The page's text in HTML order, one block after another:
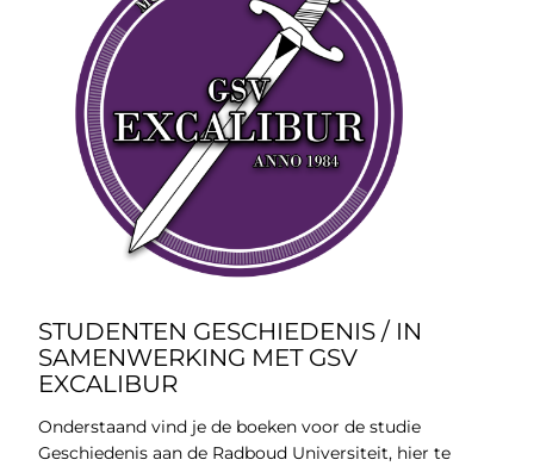
STUDENTEN GESCHIEDENIS / IN
SAMENWERKING MET GSV
EXCALIBUR
Onderstaand vind je de boeken voor de studie
Geschiedenis aan de Radboud Universiteit, hier te